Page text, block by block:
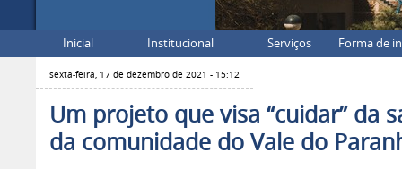
Inicial Institucional Serviços Forma de
sexta-feira, 17 de dezembro de 2021 - 15:12
Um projeto que visa “cuidar” da
da comunidade do Vale do